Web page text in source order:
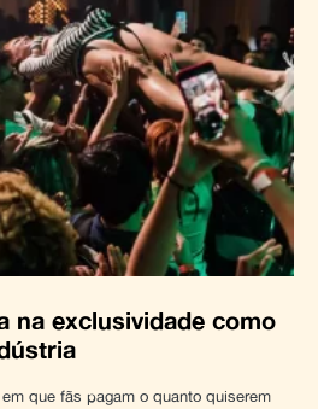
na exclusividade como
que fãs pagam o quanto quiserem